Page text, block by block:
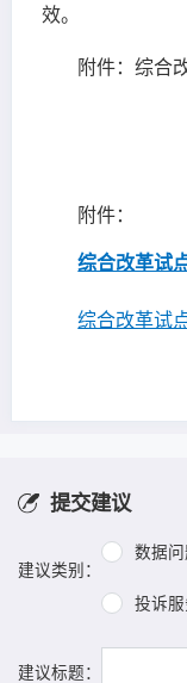
效。
附件：综合
附件：
综合改革试
综合改革试
提交建议
建议类别：
数据问
投诉服
建议标题：